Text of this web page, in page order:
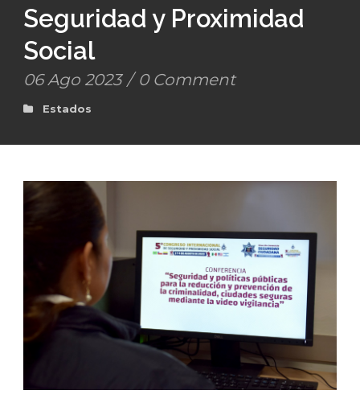
Seguridad y Proximidad
Social
06 Ago 2023 / 0 Comment
Estados